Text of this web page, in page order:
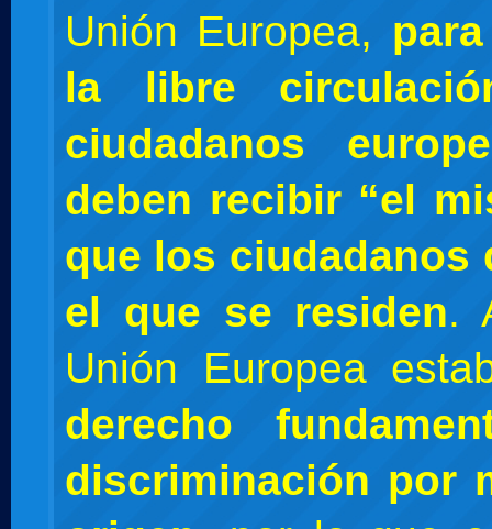
Unión Europea,
la libre
ciudadanos
deben recibir “el
que los ciudadanos
el que se residen.
Unión Europea
derecho
discriminación por